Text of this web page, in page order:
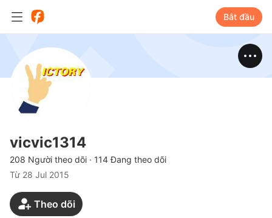
Bắt đầu
vicvic1314
208 Người theo dõi · 114 Đang theo dõi
Từ 28 Jul 2015
Theo dõi